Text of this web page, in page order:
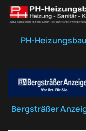
PH-Heizungsbau
Bergsträßer